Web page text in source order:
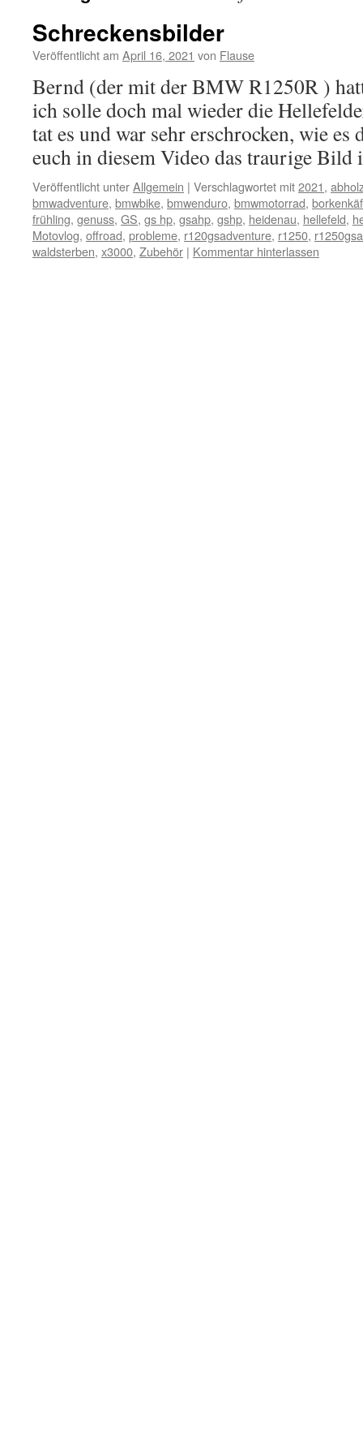
Schreckensbilder
Veröffentlicht am April 16, 2021 von Flause
Bernd (der mit der BMW R1250R )
ich solle doch mal wieder die
tat es und war sehr erschrocken, wie es
euch in diesem Video das traurige
Veröffentlicht unterAllgemein | Verschlagwortet mit2021,
bmwadventure, bmwbike, bmwenduro, bmwmotorrad,
frühling, genuss, GS, gs hp, gsahp, gshp, heidenau, hellefeld,
Motovlog, offroad, probleme, r120gsadventure, r1250, r1250gsa
waldsterben, x3000, Zubehör | Kommentar hinterlassen